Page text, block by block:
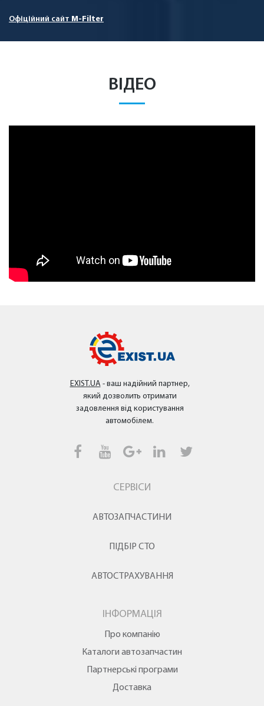
Офіційний сайт M-Filter
ВІДЕО
EXIST.UA - ваш надійний партнер,
який дозволить отримати
задовлення від користування
автомобілем.
СЕРВІСИ
АВТОЗАПЧАСТИНИ
ПІДБІР СТО
АВТОСТРАХУВАННЯ
ІНФОРМАЦІЯ
Про компанію
Каталоги автозапчастин
Партнерські програми
Доставка